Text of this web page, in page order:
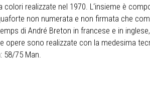
colori realizzate nel 1970. L‘insieme è
non numerata e non firmata che
di André Breton in francese e in
opere sono realizzate con la medesima
58/75 Man.